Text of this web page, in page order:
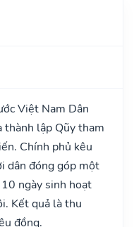
Việt Nam Dân
thành lập Qũy tham
Chính phủ kêu
dân đóng góp một
ngày sinh hoạt
Kết quả là thu
đồng.